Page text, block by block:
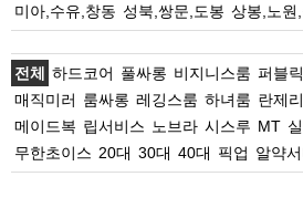
미아,수유,창동 성북,쌍문,도봉 상봉,노원
전체 하드코어 풀싸롱 비지니스룸 퍼블
매직미러 룸싸롱 레깅스룸 하녀룸 란제리
메이드복 립서비스 노브라 시스루 MT
무한초이스 20대 30대 40대 픽업 알약